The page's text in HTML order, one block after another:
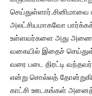
அலட்சியமாகவோ
உள்ளவர்களை அது
வகையில் இதைச்
வரை படை திரட்டி
என்று சொல்லத்
காட்சி ஊடகங்கள்